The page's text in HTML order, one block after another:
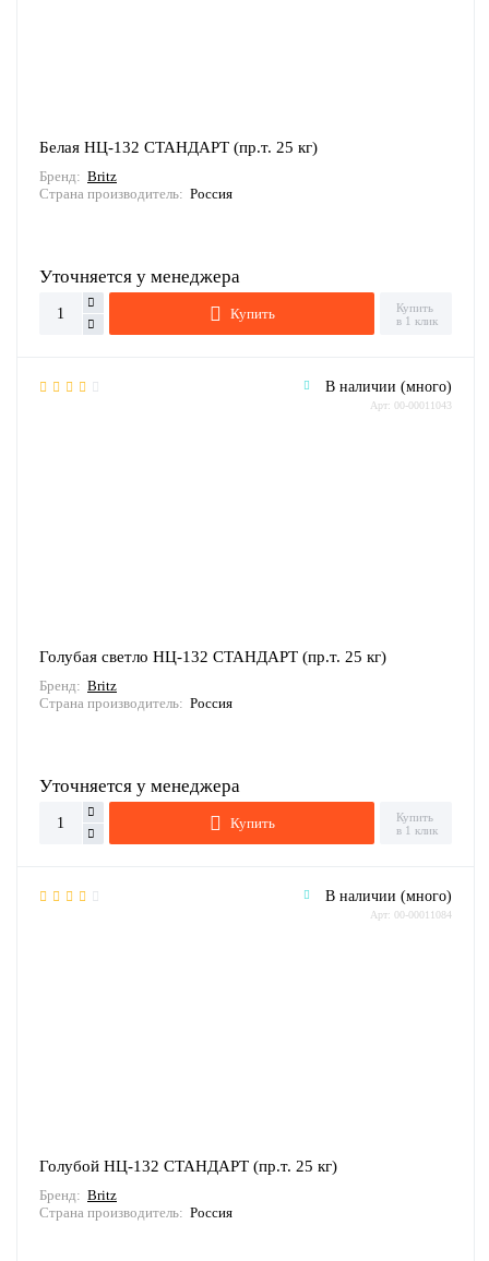
Белая НЦ-132 СТАНДАРТ (пр.т. 25 кг)
Бренд: Britz
Страна производитель: Россия
Уточняется у менеджера
Купить
Купить
в 1 клик
Голубая светло НЦ-132 СТАНДАРТ (пр.т. 25 кг)
Бренд: Britz
Страна производитель: Россия
В наличии (много)
Арт: 00-00011043
Уточняется у менеджера
Купить
Купить
в 1 клик
Голубой НЦ-132 СТАНДАРТ (пр.т. 25 кг)
Бренд: Britz
Страна производитель: Россия
В наличии (много)
Арт: 00-00011084